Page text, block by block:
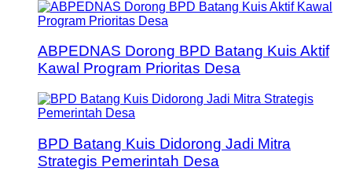
ABPEDNAS Dorong BPD Batang Kuis Aktif
Kawal Program Prioritas Desa
BPD Batang Kuis Didorong Jadi Mitra
Strategis Pemerintah Desa